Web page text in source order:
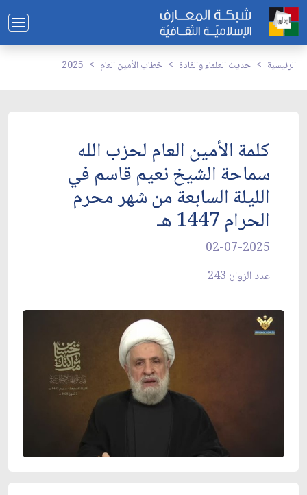
الرئيسية حديث العلماء والقادة خطاب الأمين العام 2025
كلمة الأمين العام لحزب الله
سماحة الشيخ نعيم قاسم في
الليلة السابعة من شهر محرم
الحرام 1447 هـ
02-07-2025
عدد الزوار: 243